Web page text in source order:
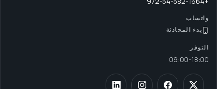
واتساب
بدء المحادثة
التوفر
09:00-18:00